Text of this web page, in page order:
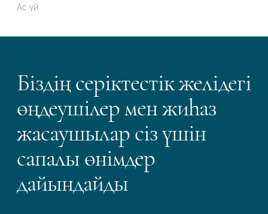
Ас үй
Біздің серіктестік желідегі
өңдеушілер мен жиһаз
жасаушылар сіз үшін
сапалы өнімдер
дайындайды